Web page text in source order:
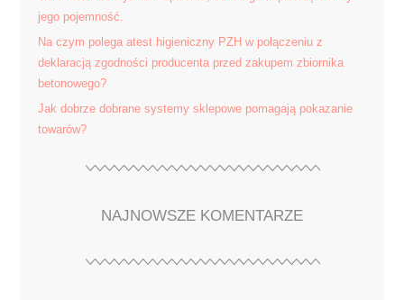
jego pojemność.
Na czym polega atest higieniczny PZH w połączeniu z
deklaracją zgodności producenta przed zakupem zbiornika
betonowego?
Jak dobrze dobrane systemy sklepowe pomagają pokazanie
towarów?
NAJNOWSZE KOMENTARZE